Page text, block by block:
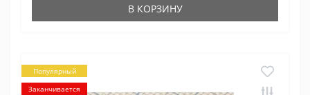
В КОРЗИНУ
Популярный
Заканчивается